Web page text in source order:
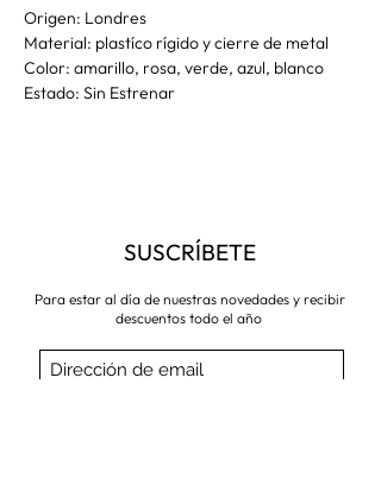
Origen: Londres
Material: plastíco rígido y cierre de metal
Color: amarillo, rosa, verde, azul, blanco
Estado: Sin Estrenar
SUSCRÍBETE
Para estar al día de nuestras novedades y recibir
descuentos todo el año